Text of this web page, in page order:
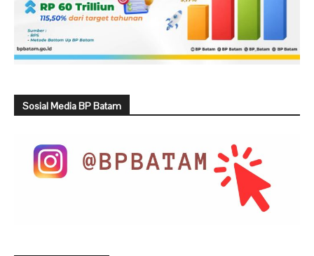
Sosial Media BP Batam